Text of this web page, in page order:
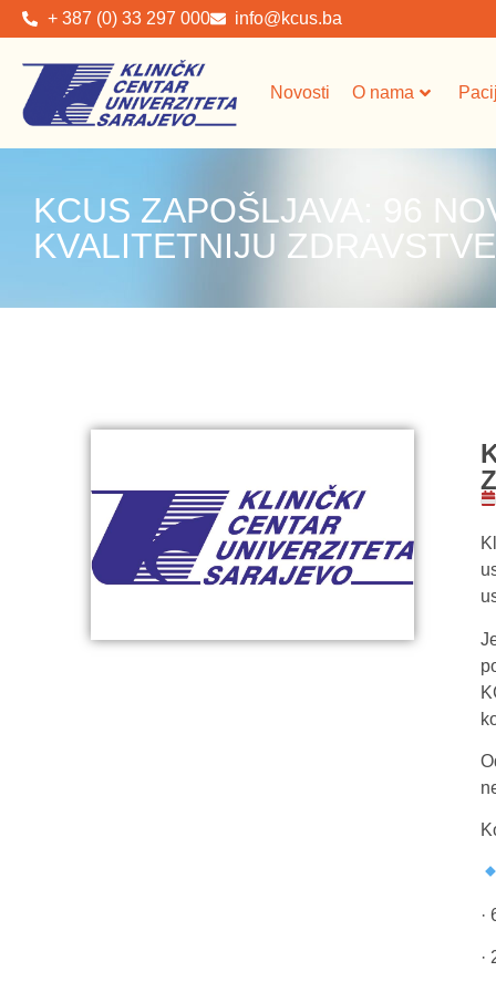
+ 387 (0) 33 297 000 info@kcus.ba
Novosti O nama
KCUS ZAPOŠLJAVA: 96
KVALITETNIJU
·
·